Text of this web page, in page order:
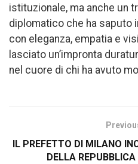
istituzionale, ma anche un
diplomatico che ha saputo
con eleganza, empatia e
lasciato un’impronta
nel cuore di chi ha avuto
IL PREFETTO DI MILANO
DELLA